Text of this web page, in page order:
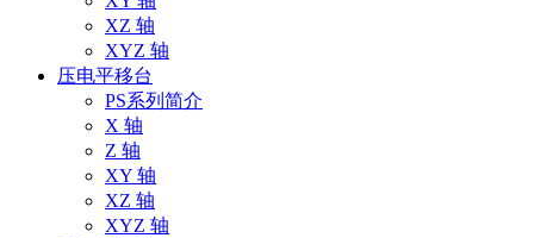
XZ 轴
XYZ 轴
压电平移台
PS系列简介
X 轴
Z 轴
XY 轴
XZ 轴
XYZ 轴